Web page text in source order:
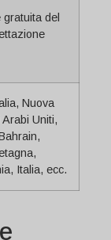
gratuita del
Nuova
Uniti,
Italia, ecc.